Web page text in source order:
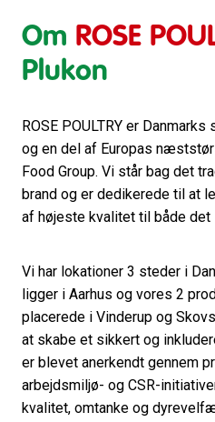
Om ROSE
Plukon
ROSE POULTRY er
og en del af Europas
Food Group. Vi står bag det
brand og er dedikerede til at
af højeste kvalitet til både det
Vi har lokationer 3 steder i
ligger i Aarhus og vores 2
placerede i Vinderup og
at skabe et sikkert og
er blevet anerkendt gennem
arbejdsmiljø- og CSR-
kvalitet, omtanke og